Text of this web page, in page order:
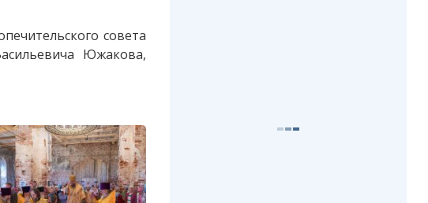
совета
Южакова,